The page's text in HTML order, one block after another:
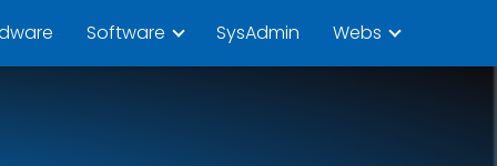
Software SysAdmin Webs